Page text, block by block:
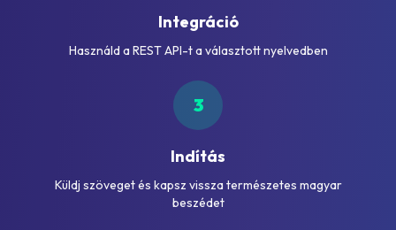
Integráció
Használd a REST API-t a választott nyelvedben
3
Indítás
Küldj szöveget és kapsz vissza természetes magyar
beszédet